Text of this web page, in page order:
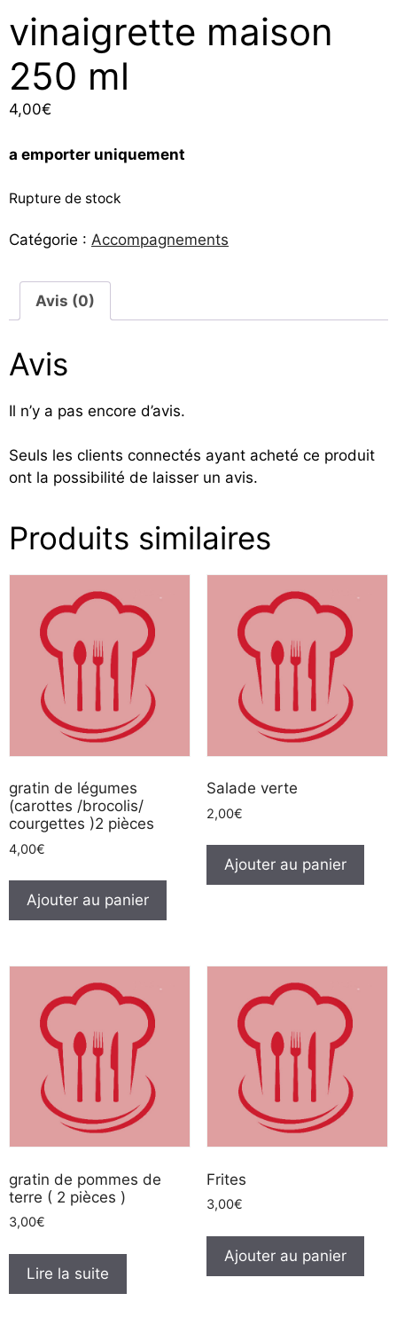
vinaigrette maison
250 ml
4,00€
a emporter uniquement
Rupture de stock
Catégorie : Accompagnements
Avis (0)
Avis
Il n’y a pas encore d’avis.
Seuls les clients connectés ayant acheté ce produit
ont la possibilité de laisser un avis.
Produits similaires
gratin de légumes
(carottes /brocolis/
courgettes )2 pièces
4,00€
Ajouter au panier
Salade verte
2,00€
Ajouter au panier
gratin de pommes de
terre ( 2 pièces )
3,00€
Lire la suite
Frites
3,00€
Ajouter au panier